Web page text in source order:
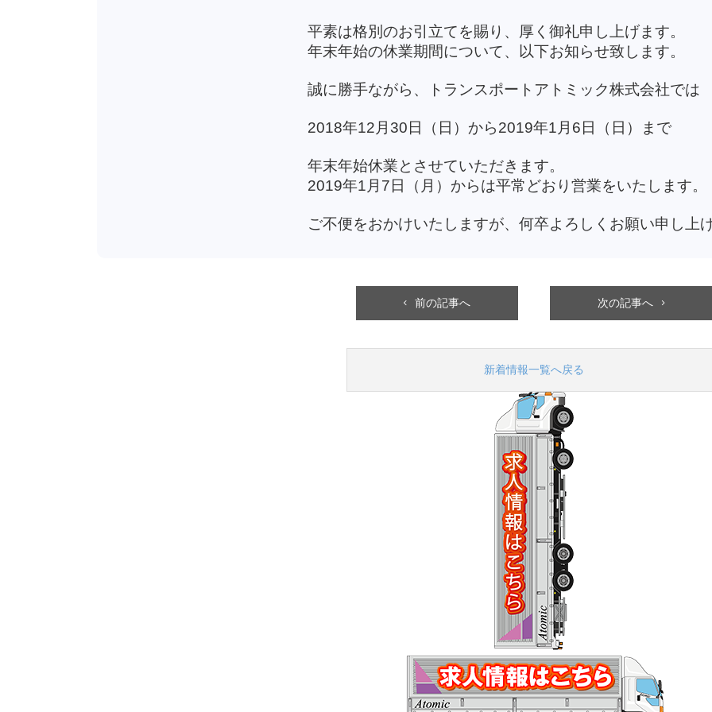
平素は格別のお引立てを賜り、厚く御礼申し上げます。
年末年始の休業期間について、以下お知らせ致します。
誠に勝手ながら、トランスポートアトミック株式会社では
2018年12月30日（日）から2019年1月6日（日）まで
年末年始休業とさせていただきます。
2019年1月7日（月）からは平常どおり営業をいたします。
ご不便をおかけいたしますが、何卒よろしくお願い申し上
前の記事へ 次の記事へ
新着情報一覧へ戻る